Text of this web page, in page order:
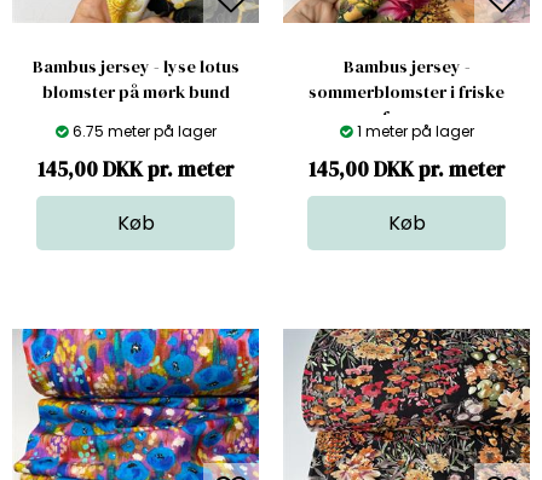
Bambus jersey - lyse lotus
blomster på mørk bund
6.75 meter på lager
145,00 DKK pr. meter
Bambus jersey -
sommerblomster i friske
farver
1 meter på lager
145,00 DKK pr. meter